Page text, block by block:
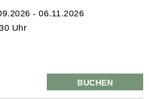
- 06.11.2026
Uhr
BUCHEN